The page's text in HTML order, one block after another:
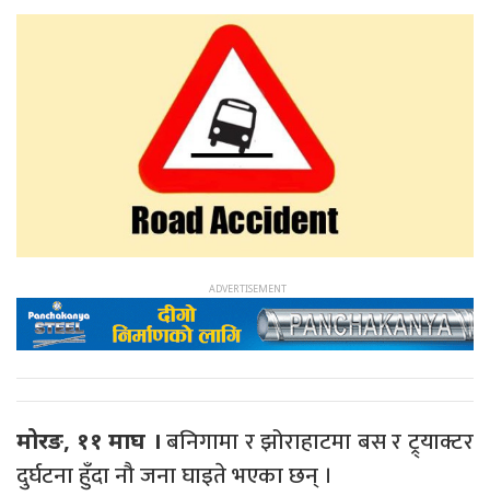
मोरङ, ११ माघ । बनिगामा र झोराहाटमा बस र ट्र्याक्टर
दुर्घटना हुँदा नौ जना घाइते भएका छन् ।